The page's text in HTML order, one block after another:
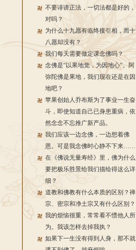
不要诽谤正法，一切法都是好的，
对吗？
为什么十九愿有临终接引相，而十
八愿却没有？
我们每天需要做定课念佛吗？
念佛是“以果地觉，为因地心”。阿
弥陀佛是果地，我们现在还是在因
地吧？
苹果创始人乔布斯为了事业一生奋
斗，即使知道自己已身患重病，依
然念念不忘推广新产品。
我们应该一边念佛，一边想着佛
恩。可是我念佛时心静不下来……
在《佛说无量寿经》里，佛为什么
要把极乐胜景给我们描绘得这么详
细？
道教和佛教有什么本质的区别？禅
宗、密宗和净土宗又有什么区别？
我的烦恼很重，常常看不惯他人所
为。我该怎样去掉我执？
如果下一生没有得到人身，那不就